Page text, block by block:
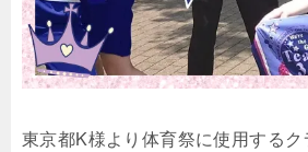
東京都K様より体育祭に使用する